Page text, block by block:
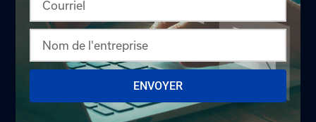
LA CHAMBRE
Offres d'emploi
Appel d'offres
ENVOYER